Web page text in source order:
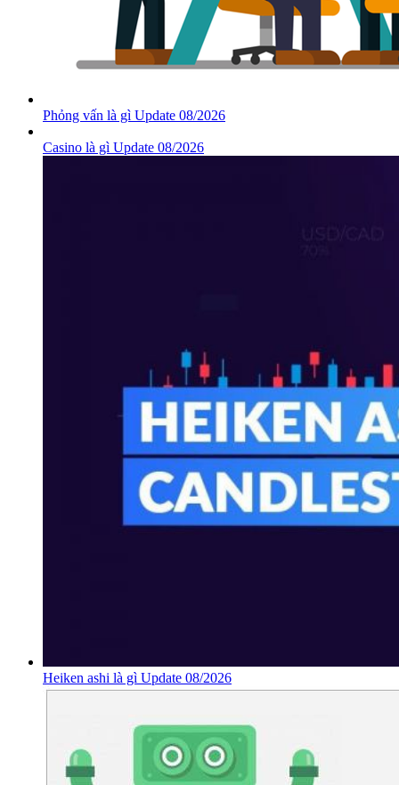
Phỏng vấn là gì Update 08/2026
Casino là gì Update 08/2026
Heiken ashi là gì Update 08/2026